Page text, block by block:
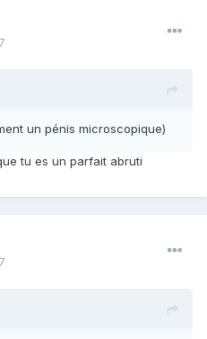
un pénis microscopique)
tu es un parfait abruti